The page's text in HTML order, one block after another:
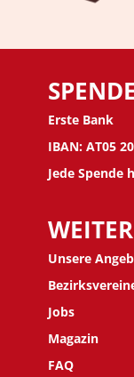
Erste Bank
IBAN: AT05
Jede Spende
Unsere
Jobs
Magazin
FAQ